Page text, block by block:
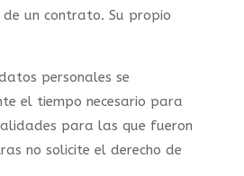
de un contrato. Su propio
personales se
el tiempo necesario para
para las que fueron
no solicite el derecho de